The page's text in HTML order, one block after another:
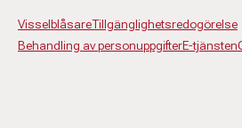
VisselblåsareTillgänglighetsredogörelse
Behandling av personuppgifterE-tjänsten